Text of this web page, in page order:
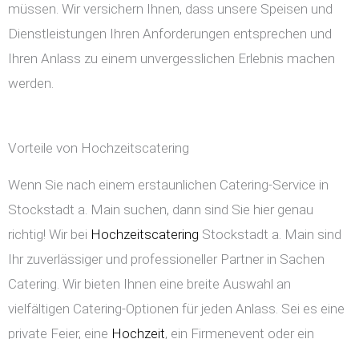
müssen. Wir versichern Ihnen, dass unsere Speisen und
Dienstleistungen Ihren Anforderungen entsprechen und
Ihren Anlass zu einem unvergesslichen Erlebnis machen
werden.
Vorteile von Hochzeitscatering
Wenn Sie nach einem erstaunlichen Catering-Service in
Stockstadt a. Main suchen, dann sind Sie hier genau
richtig! Wir bei Hochzeitscatering Stockstadt a. Main sind
Ihr zuverlässiger und professioneller Partner in Sachen
Catering. Wir bieten Ihnen eine breite Auswahl an
vielfältigen Catering-Optionen für jeden Anlass. Sei es eine
private Feier, eine Hochzeit, ein Firmenevent oder ein